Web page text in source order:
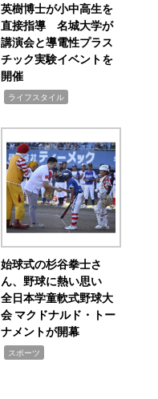
英樹博士が小中高生を
直接指導 名城大学が
講演会と導電性プラス
チック実験イベントを
開催
ライフスタイル
始球式の杉谷拳士さ
ん、野球に熱い思い
全日本学童軟式野球大
会 マクドナルド・トー
ナメントが開幕
スポーツ